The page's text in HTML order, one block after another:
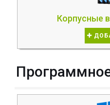
Корпусные